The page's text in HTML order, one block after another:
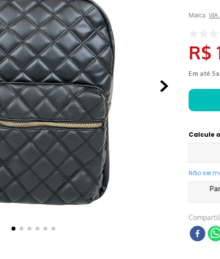
Marca: VIA
R$
Em até 5x
Calcule
Não sei